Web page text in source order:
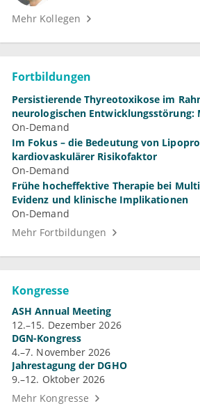
Mehr Kollegen
Fortbildungen
Persistierende Thyreotoxikose im
neurologischen Entwicklungsstörung:
On-Demand
Im Fokus – die Bedeutung von
kardiovaskulärer Risikofaktor
On-Demand
Frühe hocheffektive Therapie bei
Evidenz und klinische Implikationen
On-Demand
Mehr Fortbildungen
Kongresse
ASH Annual Meeting
12.–15. Dezember 2026
DGN-Kongress
4.–7. November 2026
Jahrestagung der DGHO
9.–12. Oktober 2026
Mehr Kongresse